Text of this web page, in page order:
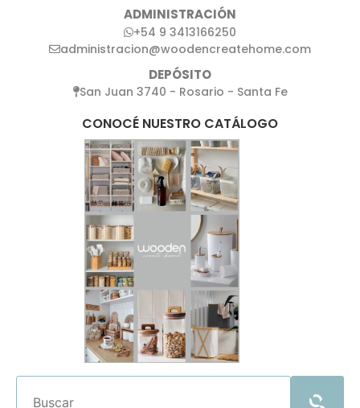
ADMINISTRACIÓN
+54 9 3413166250
administracion@woodencreatehome.com
DEPÓSITO
San Juan 3740 - Rosario - Santa Fe
CONOCÉ NUESTRO CATÁLOGO